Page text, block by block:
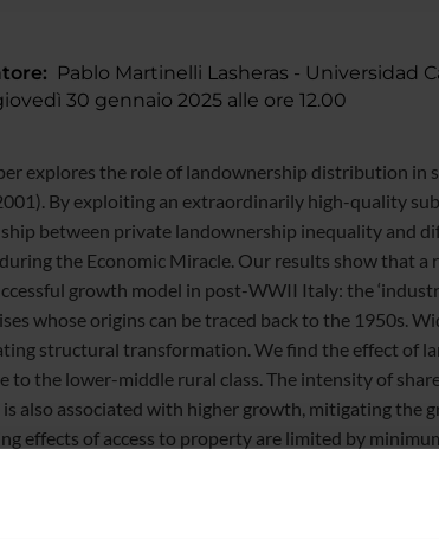
Pablo Martinelli Lasheras - Universidad
30 gennaio 2025 alle ore 12.00
explores the role of landownership distribution
By exploiting an extraordinarily high-quality
between private landownership inequality and
the Economic Miracle. Our results show that
growth model in post-WWII Italy: the
whose origins can be traced back to the 1950s.
structural transformation. We find the effect of
to the lower-middle rural class. The intensity of
also associated with higher growth, mitigating the
effects of access to property are limited by
with the existence of credit constraints and